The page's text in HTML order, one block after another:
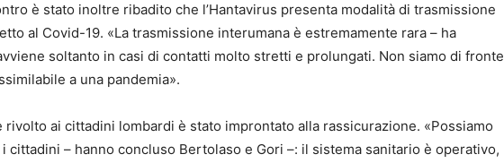
è stato inoltre ribadito che l’Hantavirus presenta modalità di trasmissione
al Covid-19. «La trasmissione interumana è estremamente rara – ha
soltanto in casi di contatti molto stretti e prolungati. Non siamo di fronte
a una pandemia».
rivolto ai cittadini lombardi è stato improntato alla rassicurazione. «Possiamo
cittadini – hanno concluso Bertolaso e Gori –: il sistema sanitario è operativo,